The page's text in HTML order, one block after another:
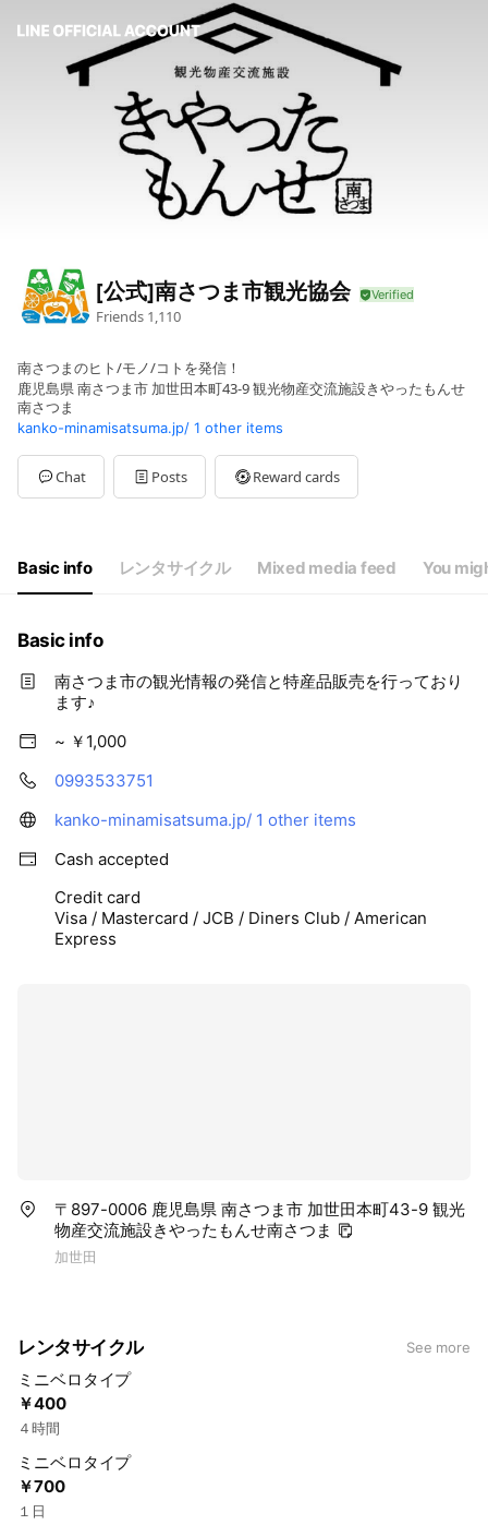
[公式]南さつま市観光協会
Friends 1,110
南さつまのヒト/モノ/コトを発信！
鹿児島県 南さつま市 加世田本町43-9 観光物産交流施設きやったもんせ
南さつま
kanko-minamisatsuma.jp/ 1 other items
Chat Posts Reward cards
Basic info レンタサイクル Mixed media feed You
Basic info
南さつま市の観光情報の発信と特産品販売を行っており
ます♪
~ ￥1,000
0993533751
kanko-minamisatsuma.jp/ 1 other items
Cash accepted
Credit card
Visa / Mastercard / JCB / Diners Club / American
Express
〒897-0006 鹿児島県 南さつま市 加世田本町43-9 観光
物産交流施設きやったもんせ南さつま
加世田
レンタサイクル See more
￥400
ミニベロタイプ
４時間
￥700
ミニベロタイプ
１日